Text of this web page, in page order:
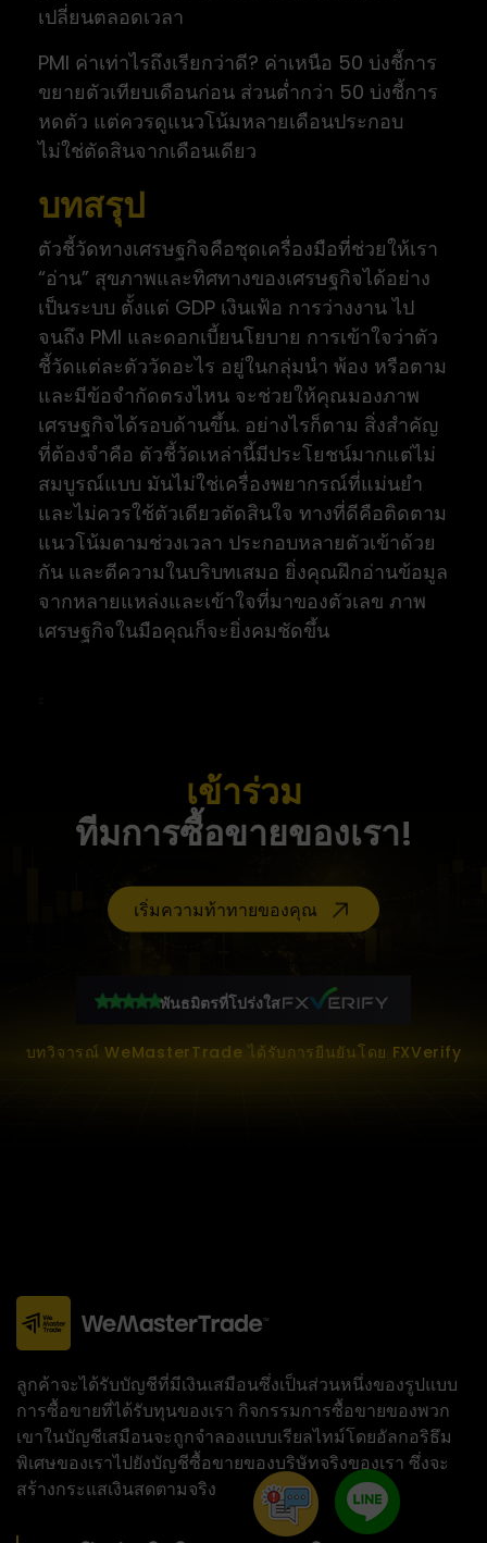
เปลี่ยนตลอดเวลา
PMI ค่าเท่าไรถึงเรียกว่าดี? ค่าเหนือ 50 บ่งชี้การ
ขยายตัวเทียบเดือนก่อน ส่วนต่ำกว่า 50 บ่งชี้การ
หดตัว แต่ควรดูแนวโน้มหลายเดือนประกอบ
ไม่ใช่ตัดสินจากเดือนเดียว
บทสรุป
ตัวชี้วัดทางเศรษฐกิจคือชุดเครื่องมือที่ช่วยให้เรา
“อ่าน” สุขภาพและทิศทางของเศรษฐกิจได้อย่าง
เป็นระบบ ตั้งแต่ GDP เงินเฟ้อ การว่างงาน ไป
จนถึง PMI และดอกเบี้ยนโยบาย การเข้าใจว่าตัว
ชี้วัดแต่ละตัววัดอะไร อยู่ในกลุ่มนำ พ้อง หรือตาม
และมีข้อจำกัดตรงไหน จะช่วยให้คุณมองภาพ
เศรษฐกิจได้รอบด้านขึ้น. อย่างไรก็ตาม สิ่งสำคัญ
ที่ต้องจำคือ ตัวชี้วัดเหล่านี้มีประโยชน์มากแต่ไม่
สมบูรณ์แบบ มันไม่ใช่เครื่องพยากรณ์ที่แม่นยำ
และไม่ควรใช้ตัวเดียวตัดสินใจ ทางที่ดีคือติดตาม
แนวโน้มตามช่วงเวลา ประกอบหลายตัวเข้าด้วย
กัน และตีความในบริบทเสมอ ยิ่งคุณฝึกอ่านข้อมูล
จากหลายแหล่งและเข้าใจที่มาของตัวเลข ภาพ
เศรษฐกิจในมือคุณก็จะยิ่งคมชัดขึ้น
เข้าร่วม
ทีมการซื้อขายของเรา!
เริ่มความท้าทายของคุณ
พันธมิตรที่โปร่งใส
บทวิจารณ์ WeMasterTrade ได้รับการยืนยันโดย FXVerify
ลูกค้าจะได้รับบัญชีที่มีเงินเสมือนซึ่งเป็นส่วนหนึ่งของรูปแบบ
การซื้อขายที่ได้รับทุนของเรา กิจกรรมการซื้อขายของพวก
เขาในบัญชีเสมือนจะถูกจำลองแบบเรียลไทม์โดยอัลกอริธึม
พิเศษของเราไปยังบัญชีซื้อขายของบริษัทจริงของเรา ซึ่งจะ
สร้างกระแสเงินสดตามจริง